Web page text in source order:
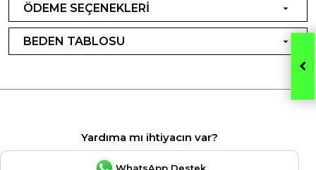
ÖDEME SEÇENEKLERİ
BEDEN TABLOSU
Yardıma mı ihtiyacın var?
WhatsApp Destek